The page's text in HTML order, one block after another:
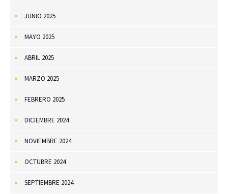
JUNIO 2025
MAYO 2025
ABRIL 2025
MARZO 2025
FEBRERO 2025
DICIEMBRE 2024
NOVIEMBRE 2024
OCTUBRE 2024
SEPTIEMBRE 2024